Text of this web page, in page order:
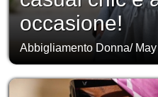
occasione!
Abbigliamento Donna/